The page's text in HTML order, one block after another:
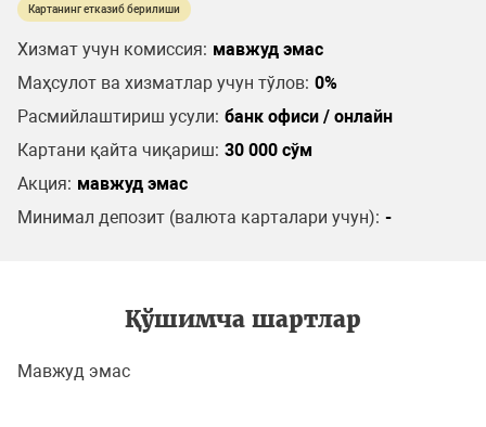
Картанинг етказиб берилиши
Хизмат учун комиссия: мавжуд эмас
Маҳсулот ва хизматлар учун тўлов: 0%
Расмийлаштириш усули: банк офиси / онлайн
Картани қайта чиқариш: 30 000 сўм
Акция: мавжуд эмас
Минимал депозит (валюта карталари учун): -
Қўшимча шартлар
Мавжуд эмас